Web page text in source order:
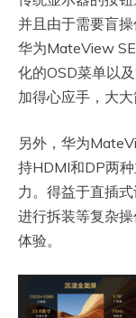
并且由于需要盲
华为MateView
化的OSD菜单以
加得心应手，大大
另外，华为
持HDMI和DP两
力。得益于直插
进行拆装等复杂
体验。